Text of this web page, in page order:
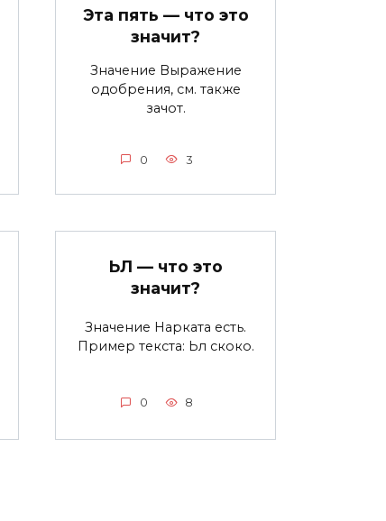
Эта пять — что это
значит?
Значение Выражение
одобрения, см. также
зачот.
0 3
ЬЛ — что это
значит?
Значение Нарката есть.
Пример текста: Ьл скоко.
0 8